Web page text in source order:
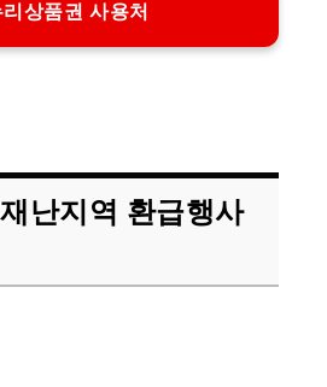
상품권 사용처
난지역 환급행사